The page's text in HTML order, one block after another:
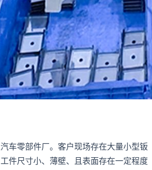
车零部件厂。客户现场存在大量小型钣
件尺寸小、薄壁、且表面存在一定程度